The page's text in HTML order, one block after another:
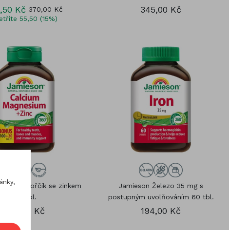
Kč 370,00 Kč
55,50 (15%)
345,00 Kč
hořčík se zinkem
120 tbl.
268,00 Kč
Jamieson Železo 35 mg s
postupným uvolňováním 60 tbl.
194,00 Kč